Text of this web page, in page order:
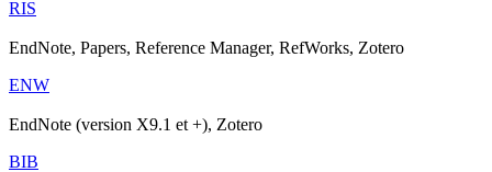
RIS
EndNote, Papers, Reference Manager, RefWorks, Zotero
ENW
EndNote (version X9.1 et +), Zotero
BIB